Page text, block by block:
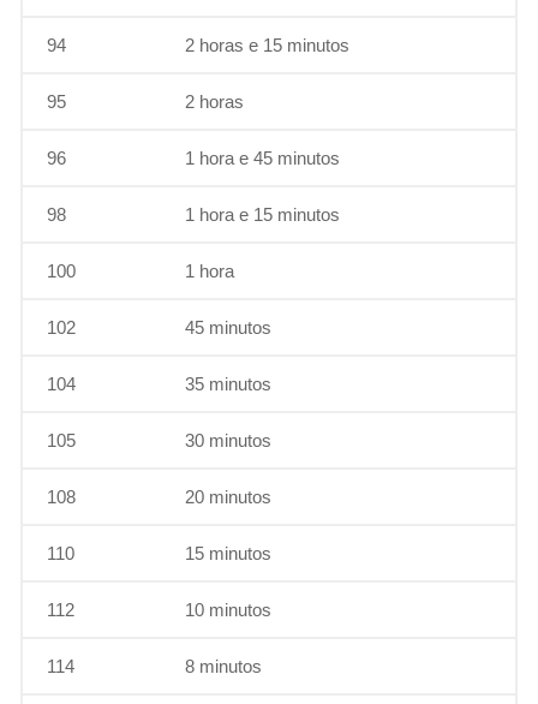
94 2 horas e 15 minutos
95 2 horas
96 1 hora e 45 minutos
98 1 hora e 15 minutos
100 1 hora
102 45 minutos
104 35 minutos
105 30 minutos
108 20 minutos
110 15 minutos
112 10 minutos
114 8 minutos